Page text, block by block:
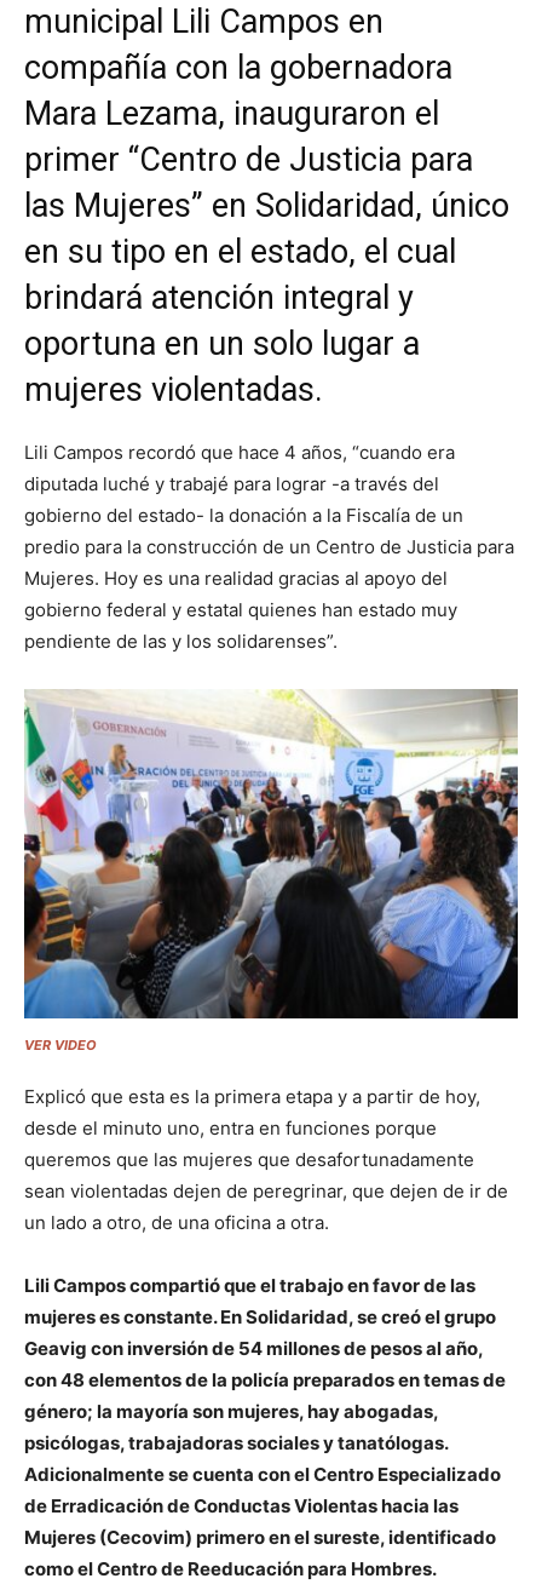
municipal Lili Campos en
compañía con la gobernadora
Mara Lezama, inauguraron el
primer “Centro de Justicia para
las Mujeres” en Solidaridad, único
en su tipo en el estado, el cual
brindará atención integral y
oportuna en un solo lugar a
mujeres violentadas.
Lili Campos recordó que hace 4 años, “cuando era
diputada luché y trabajé para lograr -a través del
gobierno del estado- la donación a la Fiscalía de un
predio para la construcción de un Centro de Justicia para
Mujeres. Hoy es una realidad gracias al apoyo del
gobierno federal y estatal quienes han estado muy
pendiente de las y los solidarenses”.
VER VIDEO
Explicó que esta es la primera etapa y a partir de hoy,
desde el minuto uno, entra en funciones porque
queremos que las mujeres que desafortunadamente
sean violentadas dejen de peregrinar, que dejen de ir de
un lado a otro, de una oficina a otra.
Lili Campos compartió que el trabajo en favor de las
mujeres es constante. En Solidaridad, se creó el grupo
Geavig con inversión de 54 millones de pesos al año,
con 48 elementos de la policía preparados en temas de
género; la mayoría son mujeres, hay abogadas,
psicólogas, trabajadoras sociales y tanatólogas.
Adicionalmente se cuenta con el Centro Especializado
de Erradicación de Conductas Violentas hacia las
Mujeres (Cecovim) primero en el sureste, identificado
como el Centro de Reeducación para Hombres.